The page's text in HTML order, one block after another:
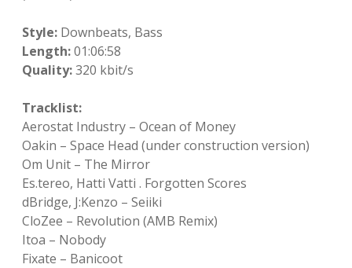
Adventskalender 2023
Style: Downbeats, Bass
Length:01:06:58
Quality:320 kbit/s
Tracklist:
Aerostat Industry – Ocean of Money
Oakin – Space Head (under construction version)
Om Unit – The Mirror
Es.tereo, Hatti Vatti . Forgotten Scores
dBridge, J:Kenzo – Seiiki
CloZee – Revolution (AMB Remix)
Itoa – Nobody
Fixate – Banicoot